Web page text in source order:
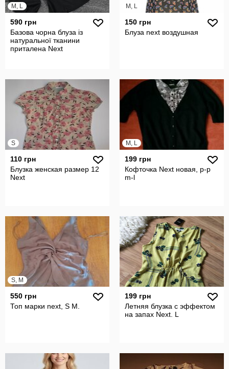
M, L
590 грн
Базова чорна блуза із
натуральної тканини
приталена Next
M, L
150 грн
Блуза next воздушная
S
110 грн
Блузка женская размер 12
Next
M, L
199 грн
Кофточка Next новая, р-р
m-l
S, M
550 грн
Топ марки next, S M.
199 грн
Летняя блузка с эффектом
на запах Next. L